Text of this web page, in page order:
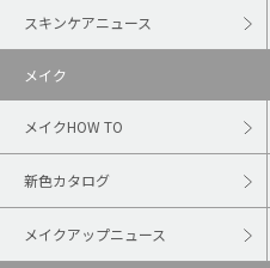
スキンケアニュース
メイク
メイクHOW TO
新色カタログ
メイクアップニュース